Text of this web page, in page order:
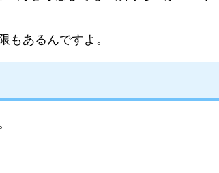
もあるんですよ。